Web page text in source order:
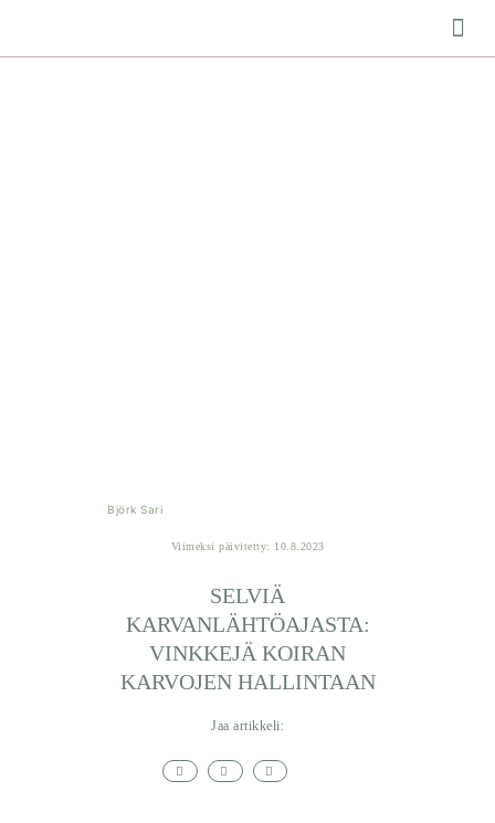
Björk Sari
Viimeksi päivitetty: 10.8.2023
SELVIÄ
KARVANLÄHTÖAJASTA:
VINKKEJÄ KOIRAN
KARVOJEN HALLINTAAN
Jaa artikkeli: